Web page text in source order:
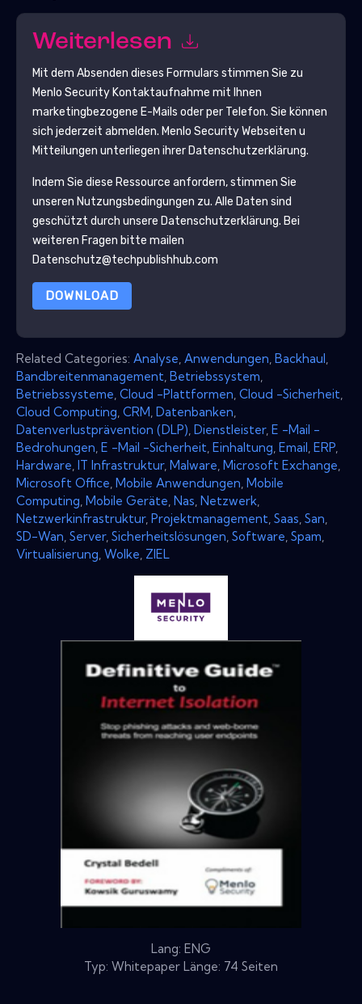
Weiterlesen
Mit dem Absenden dieses Formulars stimmen Sie zu
Menlo SecurityKontaktaufnahme mit Ihnen
marketingbezogene E-Mails oder per Telefon. Sie können
sich jederzeit abmelden. Menlo SecurityWebseiten u
Mitteilungen unterliegen ihrer Datenschutzerklärung.
Indem Sie diese Ressource anfordern, stimmen Sie
unseren Nutzungsbedingungen zu. Alle Daten sind
geschützt durch unsere Datenschutzerklärung. Bei
weiteren Fragen bitte mailen
Datenschutz@techpublishhub.com
DOWNLOAD
Related Categories: Analyse Anwendungen Backhaul
Bandbreitenmanagement Betriebssystem
Betriebssysteme Cloud -Plattformen Cloud -Sicherheit
Cloud Computing CRM Datenbanken
Datenverlustprävention (DLP) Dienstleister, E -Mail -
Bedrohungen E -Mail -Sicherheit Einhaltung Email ERP
Hardware IT Infrastruktur, Malware Microsoft Exchange
Microsoft Office Mobile Anwendungen Mobile
Computing Mobile Geräte Nas Netzwerk
Netzwerkinfrastruktur, Projektmanagement Saas San
SD-Wan Server, Sicherheitslösungen Software Spam
Virtualisierung Wolke ZIEL
Lang: ENG
Typ: Whitepaper Länge: 74 Seiten